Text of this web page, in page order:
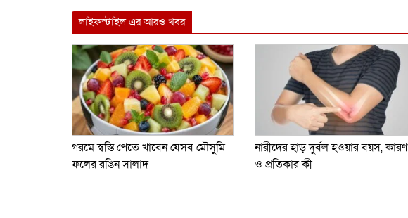
লাইফস্টাইল এর আরও খবর
গরমে স্বস্তি পেতে খাবেন যেসব মৌসুমি
ফলের রঙিন সালাদ
নারীদের হাড় দুর্বল হওয়ার বয়স, কারণ
ও প্রতিকার কী